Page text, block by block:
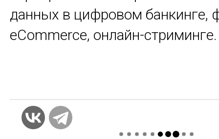
данных в цифровом банкинге,
eCommerce, онлайн-стриминге.